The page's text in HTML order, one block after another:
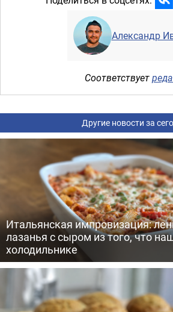
Александр
Соответствует
Другие новости за
Итальянская импровизация:
лазанья с сыром из того, что
холодильнике